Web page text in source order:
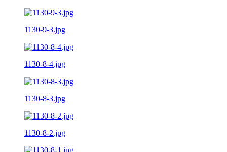
1130-9-3.jpg
1130-8-4.jpg
1130-8-3.jpg
1130-8-2.jpg